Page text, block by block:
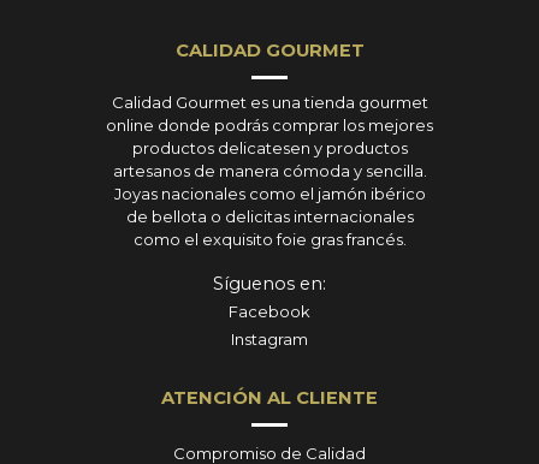
CALIDAD GOURMET
Calidad Gourmet es una tienda gourmet
online donde podrás comprar los mejores
productos delicatesen y productos
artesanos de manera cómoda y sencilla.
Joyas nacionales como el jamón ibérico
de bellota o delicitas internacionales
como el exquisito foie gras francés.
Síguenos en:
Facebook
Instagram
ATENCIÓN AL CLIENTE
Compromiso de Calidad